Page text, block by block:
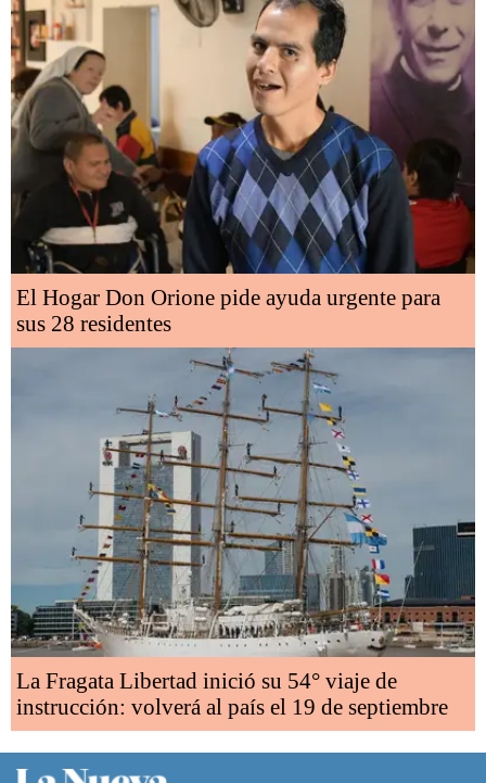
El Hogar Don Orione pide ayuda urgente para
sus 28 residentes
La Fragata Libertad inició su 54° viaje de
instrucción: volverá al país el 19 de septiembre